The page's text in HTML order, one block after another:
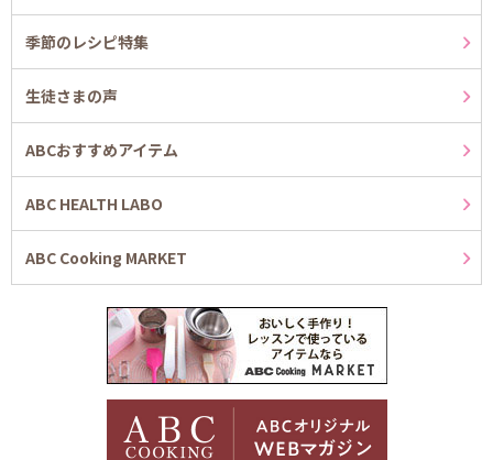
季節のレシピ特集
生徒さまの声
ABCおすすめアイテム
ABC HEALTH LABO
ABC Cooking MARKET